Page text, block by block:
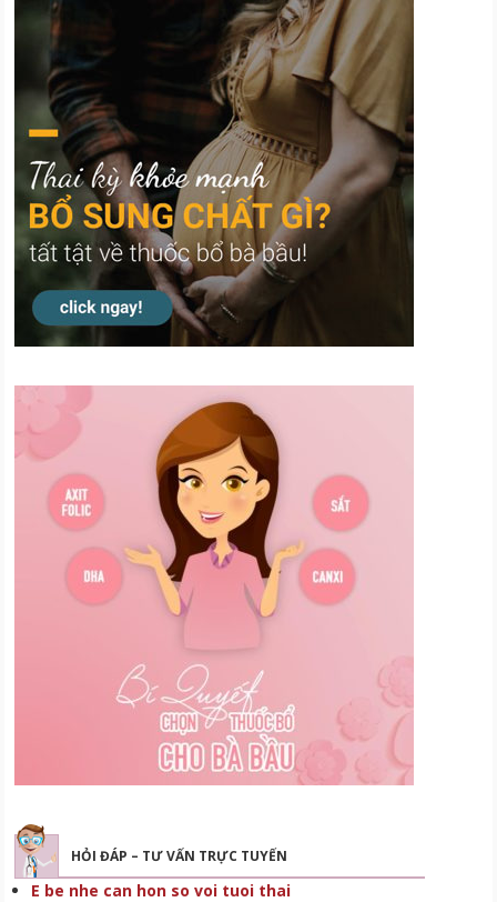
HỎI ĐÁP – TƯ VẤN TRỰC TUYẾN
E be nhe can hon so voi tuoi thai